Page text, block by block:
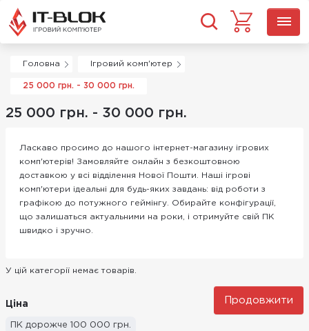
Головна Ігровий комп'ютер
25 000 грн. - 30 000 грн.
25 000 грн. - 30 000 грн.
Ласкаво просимо до нашого інтернет-магазину ігрових
комп'ютерів! Замовляйте онлайн з безкоштовною
доставкою у всі відділення Нової Пошти. Наші ігрові
комп'ютери ідеальні для будь-яких завдань: від роботи з
графікою до потужного геймінгу. Обирайте конфігурації,
що залишаться актуальними на роки, і отримуйте свій ПК
швидко і зручно.
У цій категорії немає товарів.
Продовжити
Ціна
ПК дорожче 100 000 грн.